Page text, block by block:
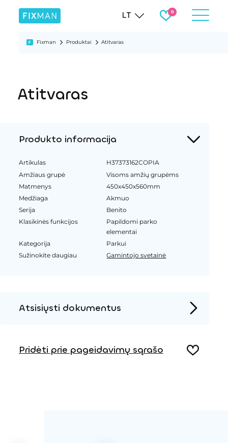
LT
Fixman Produktai Atitvaras
Atitvaras
Produkto informacija
Artikulas
H37373162COPIA
Amžiaus grupė
Visoms amžių grupėms
Matmenys
450x450x560mm
Medžiaga
Akmuo
Serija
Benito
Klasikinės funkcijos
Papildomi parko
elementai
Kategorija
Parkui
Sužinokite daugiau
Gamintojo svetainė
Atsisiųsti dokumentus
Pridėti prie pageidavimų sąrašo